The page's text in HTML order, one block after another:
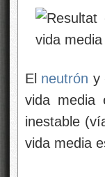
El neutrón y
vida media
inestable
vida media